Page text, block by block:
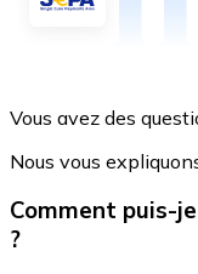
Vous avez des
Nous vous
Comment puis-
?